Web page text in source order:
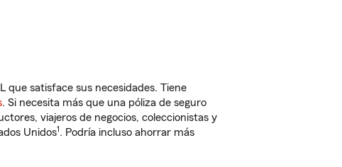
que satisface sus necesidades. Tiene
. Si necesita más que una póliza de seguro
viajeros de negocios, coleccionistas y
Unidos1. Podría incluso ahorrar más